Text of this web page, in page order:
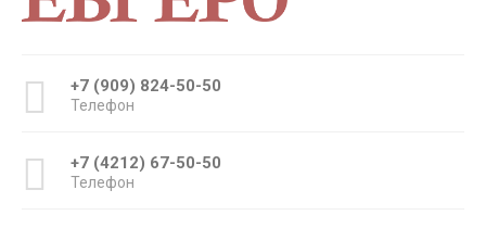
+7 (909) 824-50-50
Телефон
+7 (4212) 67-50-50
Телефон